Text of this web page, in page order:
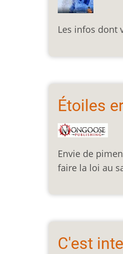
Les infos dont
Étoiles
Envie de
faire la loi au
C'est